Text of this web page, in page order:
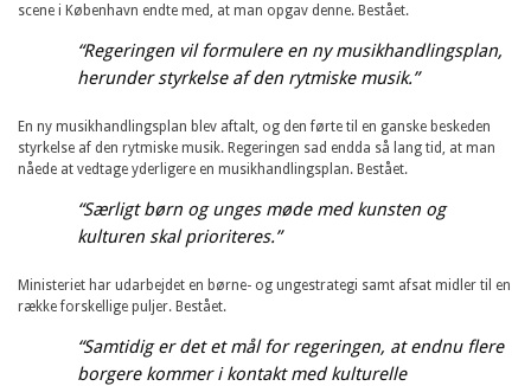
scene i København endte med, at man opgav denne. Bestået.
“Regeringen vil formulere en ny musikhandlingsplan,
herunder styrkelse af den rytmiske musik.”
En ny musikhandlingsplan blev aftalt, og den førte til en ganske beskeden
styrkelse af den rytmiske musik. Regeringen sad endda så lang tid, at man
nåede at vedtage yderligere en musikhandlingsplan. Bestået.
“Særligt børn og unges møde med kunsten og
kulturen skal prioriteres.”
Ministeriet har udarbejdet en børne- og ungestrategi samt afsat midler til en
række forskellige puljer. Bestået.
“Samtidig er det et mål for regeringen, at endnu flere
borgere kommer i kontakt med kulturelle